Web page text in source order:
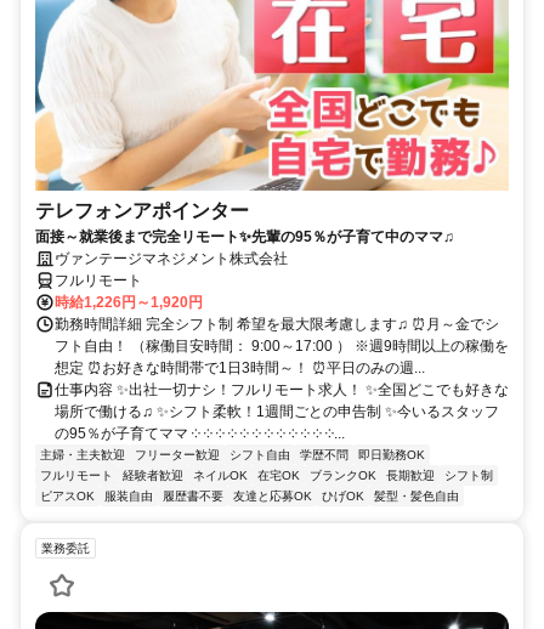
テレフォンアポインター
面接～就業後まで完全リモート✨先輩の95％が子育て中のママ♫
ヴァンテージマネジメント株式会社
フルリモート
時給1,226円～1,920円
勤務時間詳細 完全シフト制 希望を最大限考慮します♫ ⏰月～金でシ
フト自由！ （稼働目安時間： 9:00～17:00 ） ※週9時間以上の稼働を
想定 ⏰お好きな時間帯で1日3時間～！ ⏰平日のみの週...
仕事内容 ✨出社一切ナシ！フルリモート求人！ ✨全国どこでも好きな
場所で働ける♫ ✨シフト柔軟！1週間ごとの申告制 ✨今いるスタッフ
の95％が子育てママ ༶ ༶ ༶ ༶ ༶ ༶ ༶ ༶ ༶ ༶ ༶ ༶...
主婦・主夫歓迎 フリーター歓迎 シフト自由 学歴不問
即日勤務OK
フルリモート
経験者歓迎 ネイルOK 在宅OK ブランクOK 長期歓迎
シフト制
ピアスOK
服装自由 履歴書不要 友達と応募OK ひげOK 髪型・髪色自由
業務委託